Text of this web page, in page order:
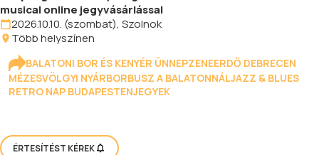
musical online jegyvásárlással
2026.10.10. (szombat), Szolnok
Több helyszínen
BALATONI BOR ÉS KENYÉR ÜNNEPZENEERDŐ DEBRECEN
MÉZESVÖLGYI NYÁRBORBUSZ A BALATONNÁLJAZZ & BLUES
RETRO NAP BUDAPESTENJEGYEK
ÉRTESÍTÉST KÉREK